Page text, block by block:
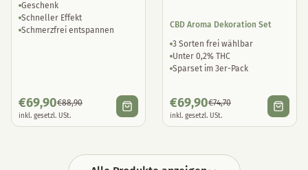
Geschenk
Schneller Effekt
Schmerzfrei entspannen
€69,90€88,90
inkl. gesetzl. USt.
CBD Aroma Dekoration Set
3 Sorten frei wählbar
Unter 0,2% THC
Sparset im 3er-Pack
€69,90€74,70
inkl. gesetzl. USt.